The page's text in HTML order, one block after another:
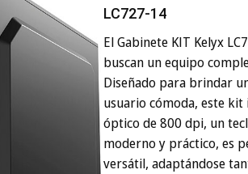
LC727-14
El Gabinete KIT Kelyx
buscan un equipo
Diseñado para brindar
usuario cómoda, este
óptico de 800 dpi, un
moderno y práctico, es
versátil, adaptándose